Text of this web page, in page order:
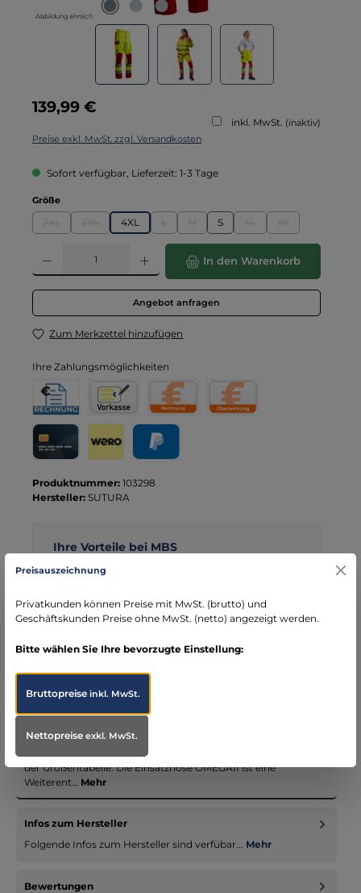
Abbildung ähnlich
Regulärer Preis:
139,99 €
inkl. MwSt. (inaktiv)
Preise exkl. MwSt. zzgl. Versandkosten
Sofort verfügbar, Lieferzeit: 1-3 Tage
Größeauswählen
(Diese Option ist zurzeit nicht verfügbar.)
(Diese Option ist zurzeit nicht verfügbar.)
4XL
(Diese Option ist zurzeit nicht verfügbar.)
(Diese Option ist zurzeit nicht
S
Produkt Anzahl: Gib den gewünschten Wert ein oder benutze die
In den Warenkorb
Angebot anfragen
Zum Merkzettel hinzufügen
Ihre Zahlungsmöglichkeiten
Rechnung
Rechnung für Behörden
Vorkasse
Produktnummer: 103298
Hersteller: SUTURA
Ihre Vorteile bei MBS
Kostenloser Versand ab € 119,- Bestellwert (nur
schneller Versand mit DHL
seit über 15 Jahren kompetenter Partner im
Beschreibung
Hinweis: Alle Informationen zur passenden Größe finden Sie in
der Größentabelle. Die Einsatzhose OMEGAII ist eine
Weiterent… Mehr
Infos zum Hersteller
Folgende Infos zum Hersteller sind verfübar... Mehr
Bewertungen
Preisauszeichnung
Privatkunden können Preise mit MwSt. (brutto) und
Geschäftskunden Preise ohne MwSt. (netto) angezeigt werden.
Bitte wählen Sie Ihre bevorzugte Einstellung:
Bruttopreiseinkl. MwSt.
Nettopreiseexkl. MwSt.